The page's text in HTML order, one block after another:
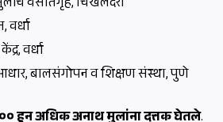
वर्धा
वर्धा
बालसंगोपन व शिक्षण संस्था, पुणे